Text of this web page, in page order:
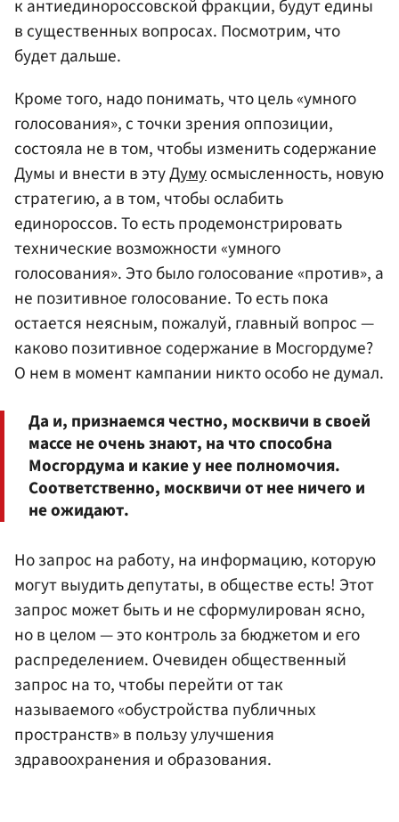
к антиединороссовской фракции, будут едины
в существенных вопросах. Посмотрим, что
будет дальше.
Кроме того, надо понимать, что цель «умного
голосования», с точки зрения оппозиции,
состояла не в том, чтобы изменить содержание
Думы и внести в этуДумуосмысленность, новую
стратегию, а в том, чтобы ослабить
единороссов. То есть продемонстрировать
технические возможности «умного
голосования». Это было голосование «против», а
не позитивное голосование. То есть пока
остается неясным, пожалуй, главный вопрос —
каково позитивное содержание в Мосгордуме?
О нем в момент кампании никто особо не думал.
Да и, признаемся честно, москвичи в своей
массе не очень знают, на что способна
Мосгордума и какие у нее полномочия.
Соответственно, москвичи от нее ничего и
не ожидают.
Но запрос на работу, на информацию, которую
могут выудить депутаты, в обществе есть! Этот
запрос может быть и не сформулирован ясно,
но в целом — это контроль за бюджетом и его
распределением. Очевиден общественный
запрос на то, чтобы перейти от так
называемого «обустройства публичных
пространств» в пользу улучшения
здравоохранения и образования.